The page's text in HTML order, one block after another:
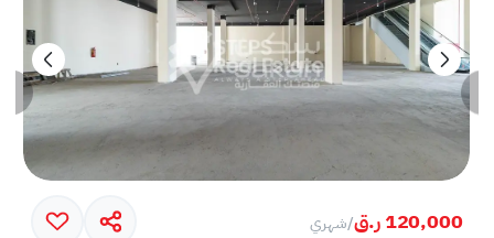
120,000 ر.ق /شهري